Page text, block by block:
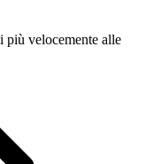
più velocemente alle